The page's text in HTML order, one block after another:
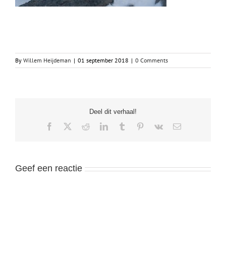
By Willem Heijdeman | 01 september 2018 | 0 Comments
Deel dit verhaal!
Facebook RedditLinkedInTumblr Pinterest
Vk Email
Geef een reactie